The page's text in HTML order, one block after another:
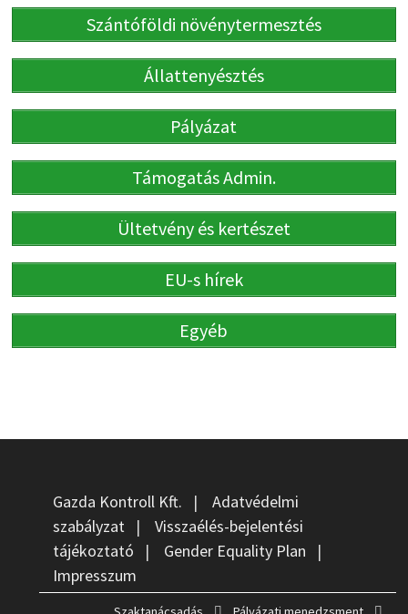
Szántóföldi növénytermesztés
Állattenyésztés
Pályázat
Támogatás Admin.
Ültetvény és kertészet
EU-s hírek
Egyéb
Gazda Kontroll Kft. | Adatvédelmi
szabályzat| Visszaélés-bejelentési
tájékoztató | Gender Equality Plan |
Impresszum